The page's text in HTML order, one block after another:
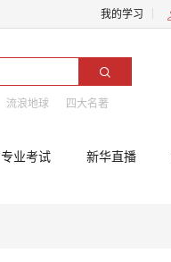
我的学习
流浪地球 四大名著
专业考试 新华直播